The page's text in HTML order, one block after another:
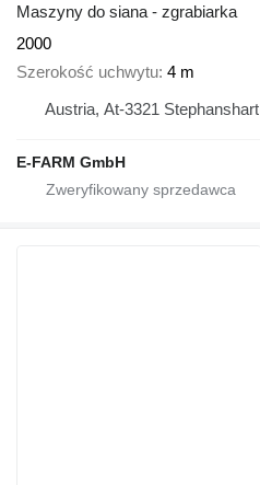
Maszyny do siana - zgrabiarka
2000
Szerokość uchwytu 4 m
Austria, At-3321 Stephanshart
E-FARM GmbH